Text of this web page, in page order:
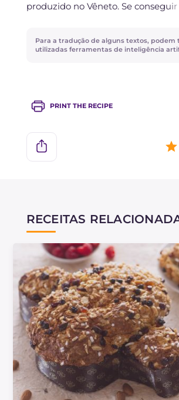
produzido no Vêneto. Se conseguir
Para a tradução de alguns textos, podem
utilizadas ferramentas de inteligência
PRINT THE RECIPE
RECEITAS